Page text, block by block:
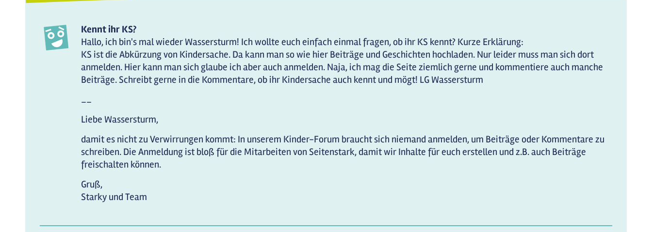
Kennt ihr KS?
Hallo, ich bin's mal wieder Wassersturm! Ich wollte euch einfach einmal fragen, ob ihr KS kennt? Kurze Erklärung:
KS ist die Abkürzung von Kindersache. Da kann man so wie hier Beiträge und Geschichten hochladen. Nur leider muss man sich dort
anmelden. Hier kann man sich glaube ich aber auch anmelden. Naja, ich mag die Seite ziemlich gerne und kommentiere auch manche
Beiträge. Schreibt gerne in die Kommentare, ob ihr Kindersache auch kennt und mögt! LG Wassersturm
__
Liebe Wassersturm,
damit es nicht zu Verwirrungen kommt: In unserem Kinder-Forum braucht sich niemand anmelden, um Beiträge oder Kommentare zu
schreiben. Die Anmeldung ist bloß für die Mitarbeiten von Seitenstark, damit wir Inhalte für euch erstellen und z.B. auch Beiträge
freischalten können.
Gruß,
Starky und Team